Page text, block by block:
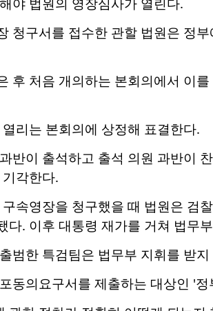
청구서를 접수한 관할 법원은 정
후 처음 개의하는 본회의에서 이
리는 본회의에 상정해 표결한다.
반이 출석하고 출석 의원 과반이
각한다.
속영장을 청구했을 때 법원은 검
다. 이후 대통령 재가를 거쳐 법무
범한 특검팀은 법무부 지휘를 받
동의요구서를 제출하는 대상인 '